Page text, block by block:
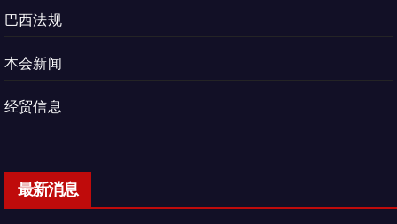
巴西法规
本会新闻
经贸信息
最新消息